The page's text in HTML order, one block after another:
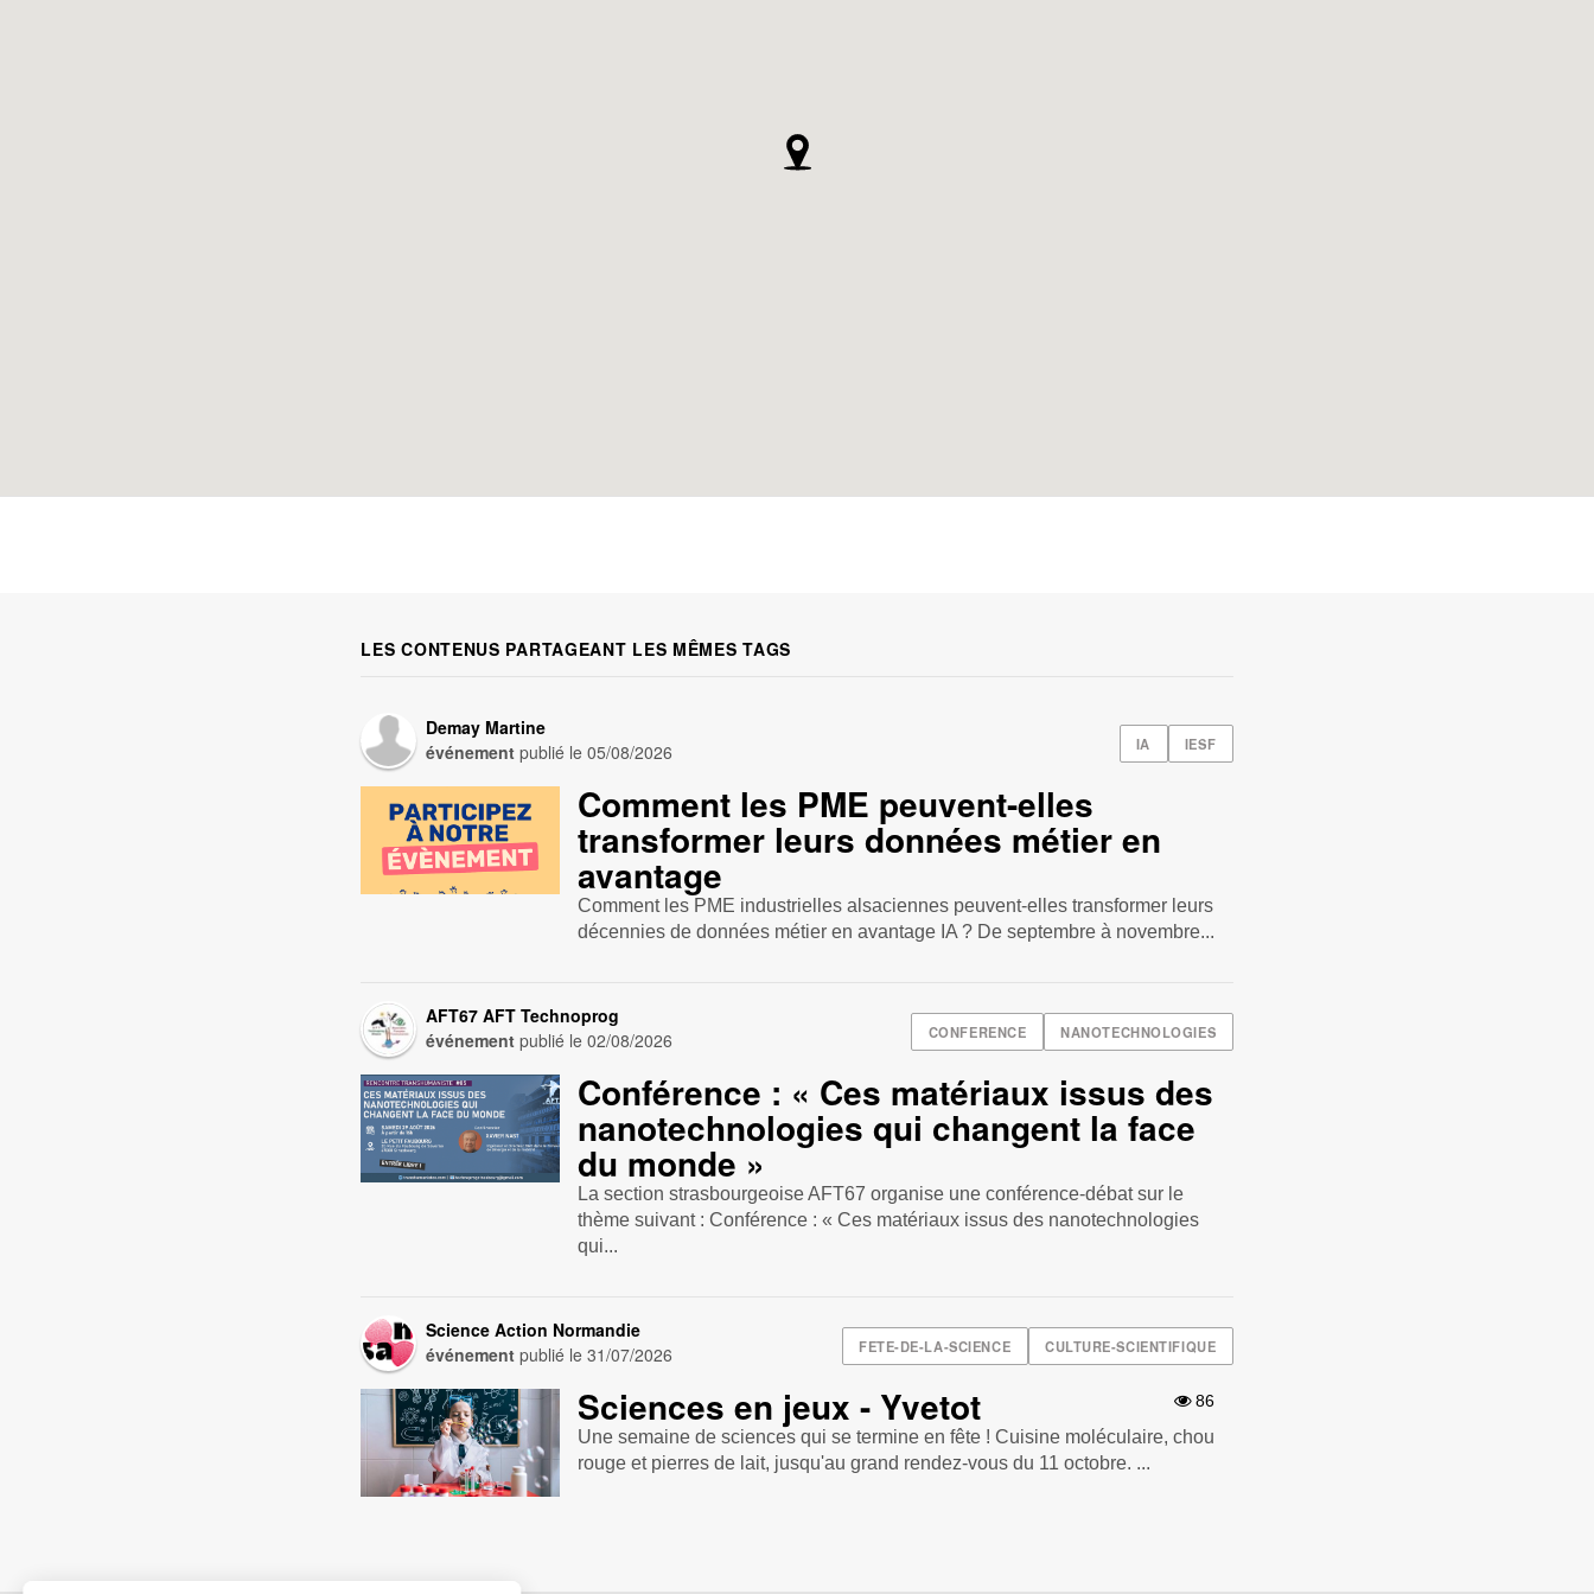
LES CONTENUS PARTAGEANT LES MÊMES TAGS
IA IESF
Demay Martine
événement publié le05/08/2026
Comment les PME peuvent-elles
transformer leurs données métier en
avantage
Comment les PME industrielles alsaciennes peuvent-elles transformer leurs
décennies de données métier en avantage IA ? De septembre à novembre...
CONFERENCE NANOTECHNOLOGIES
AFT67 AFT Technoprog
événement publié le02/08/2026
Conférence : « Ces matériaux issus des
nanotechnologies qui changent la face
du monde »
La section strasbourgeoise AFT67 organise une conférence-débat sur le
thème suivant : Conférence : « Ces matériaux issus des nanotechnologies
qui...
FETE-DE-LA-SCIENCE CULTURE-SCIENTIFIQUE
Science Action Normandie
événement publié le31/07/2026
86
Sciences en jeux - Yvetot
Une semaine de sciences qui se termine en fête ! Cuisine moléculaire, chou
rouge et pierres de lait, jusqu'au grand rendez-vous du 11 octobre. ...